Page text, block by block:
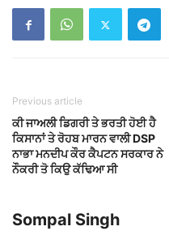
Previous article
ਕੀ ਜਾਅਲੀ ਡਿਗਰੀ ਤੇ ਭਰਤੀ ਹੋਈ ਹੈ
ਕਿਸਾਨਾਂ ਤੇ ਰੋਹਬ ਮਾਰਨ ਵਾਲੀ DSP
ਨਾਭਾ ਮਨਦੀਪ ਕੌਰ ਕੈਪਟਨ ਸਰਕਾਰ ਨੇ
ਨੌਕਰੀ ਤੋ ਕਿਉ ਕੱਢਿਆ ਸੀ
Sompal Singh